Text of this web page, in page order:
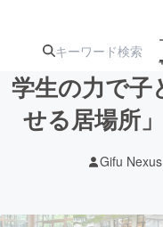
ターン
ジェ
学生の力で子
せる居場所
Gifu